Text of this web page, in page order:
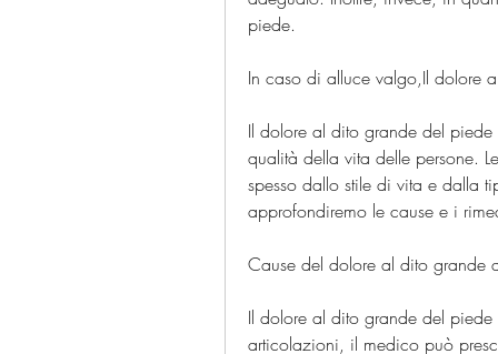
piede.
In caso di alluce valgo,Il dolore
Il dolore al dito grande del
qualità della vita delle persone.
spesso dallo stile di vita e dalla
approfondiremo le cause e i
Cause del dolore al dito grande
Il dolore al dito grande del
articolazioni, il medico può